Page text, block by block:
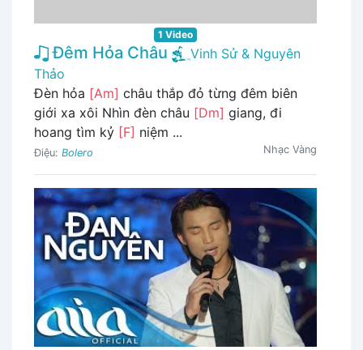
1 Video
Đêm Hỏa Châu
Vinh Sử & Nguyên
Thảo
Đèn hỏa [Am] châu thắp đỏ từng đêm biên
giới xa xôi Nhìn đèn châu [Dm] giang, đi
hoang tìm kỷ [F] niệm ...
Điệu: Bolero Nhạc Vàng